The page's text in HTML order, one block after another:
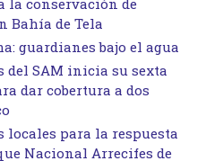
Bahía de Tela
guardianes bajo el agua
del SAM inicia su sexta
dar cobertura a dos
locales para la respuesta
Nacional Arrecifes de